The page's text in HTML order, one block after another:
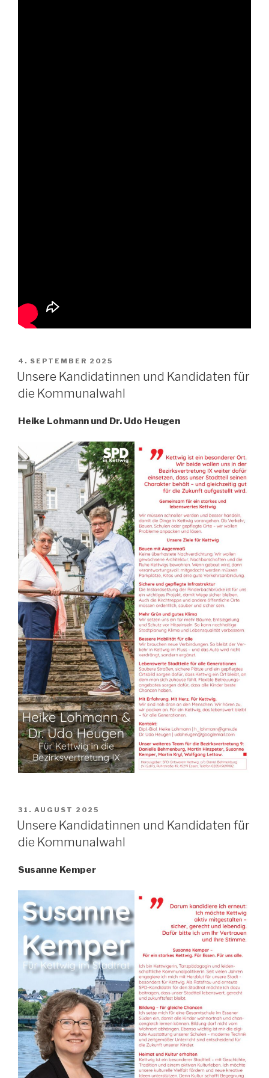
VERÖFFENTLICHT
AM
4. SEPTEMBER 2025
Unsere Kandidatinnen und Kandidaten für
die Kommunalwahl
Heike Lohmann und Dr. Udo Heugen
VERÖFFENTLICHT
AM
31. AUGUST 2025
Unsere Kandidatinnen und Kandidaten für
die Kommunalwahl
Susanne Kemper